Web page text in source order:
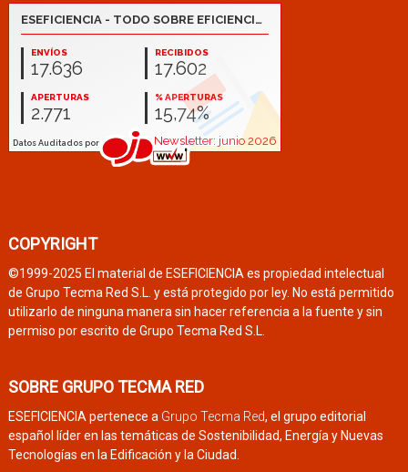
COPYRIGHT
©1999-2025 El material de ESEFICIENCIA es propiedad intelectual
de Grupo Tecma Red S.L. y está protegido por ley. No está permitido
utilizarlo de ninguna manera sin hacer referencia a la fuente y sin
permiso por escrito de Grupo Tecma Red S.L.
SOBRE GRUPO TECMA RED
ESEFICIENCIA pertenece a Grupo Tecma Red, el grupo editorial
español líder en las temáticas de Sostenibilidad, Energía y Nuevas
Tecnologías en la Edificación y la Ciudad.